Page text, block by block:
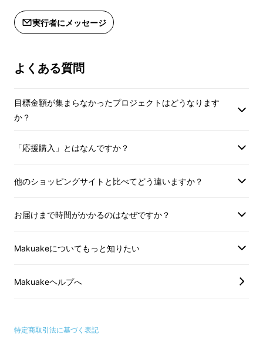
適にするために開発された、カップホルダー付
実行者にメッセージ
よくある質問
目標金額が集まらなかったプロジェクトはどうなります
か？
「応援購入」とはなんですか？
他のショッピングサイトと比べてどう違いますか？
お届けまで時間がかかるのはなぜですか？
Makuakeについてもっと知りたい
Makuakeヘルプへ
特定商取引法に基づく表記